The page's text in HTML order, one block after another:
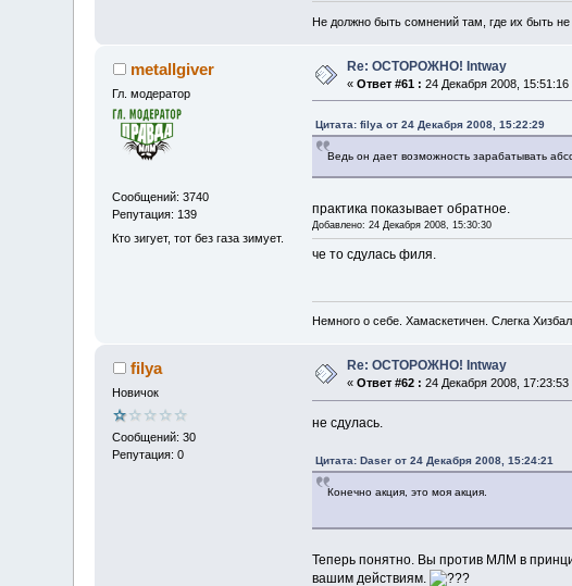
Не должно быть сомнений там, где их быть
metallgiver
Гл. модератор
Сообщений: 3740
Репутация: 139
Кто зигует, тот без газа зимует.
Re: ОСТОРОЖНО! Intway
«Ответ #61 : 24 Декабря 2008, 15:51:16
Цитата: filya от 24 Декабря 2008, 15:22:29
Ведь он дает возможность зарабатывать
практика показывает обратное.
Добавлено: 24 Декабря 2008, 15:30:30
че то сдулась филя.
Немного о себе. Хамаскетичен. Слегка
filya
Новичок
Сообщений: 30
Репутация: 0
Re: ОСТОРОЖНО! Intway
«Ответ #62 : 24 Декабря 2008, 17:23:53
не сдулась.
Цитата: Daser от 24 Декабря 2008, 15:24:21
Конечно акция, это моя акция.
Теперь понятно. Вы против МЛМ в
вашим действиям.